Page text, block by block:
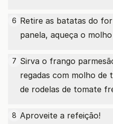
6 Retire as batatas do
panela, aqueça o
7 Sirva o frango
regadas com molho de
de rodelas de tomate
8 Aproveite a refeição!